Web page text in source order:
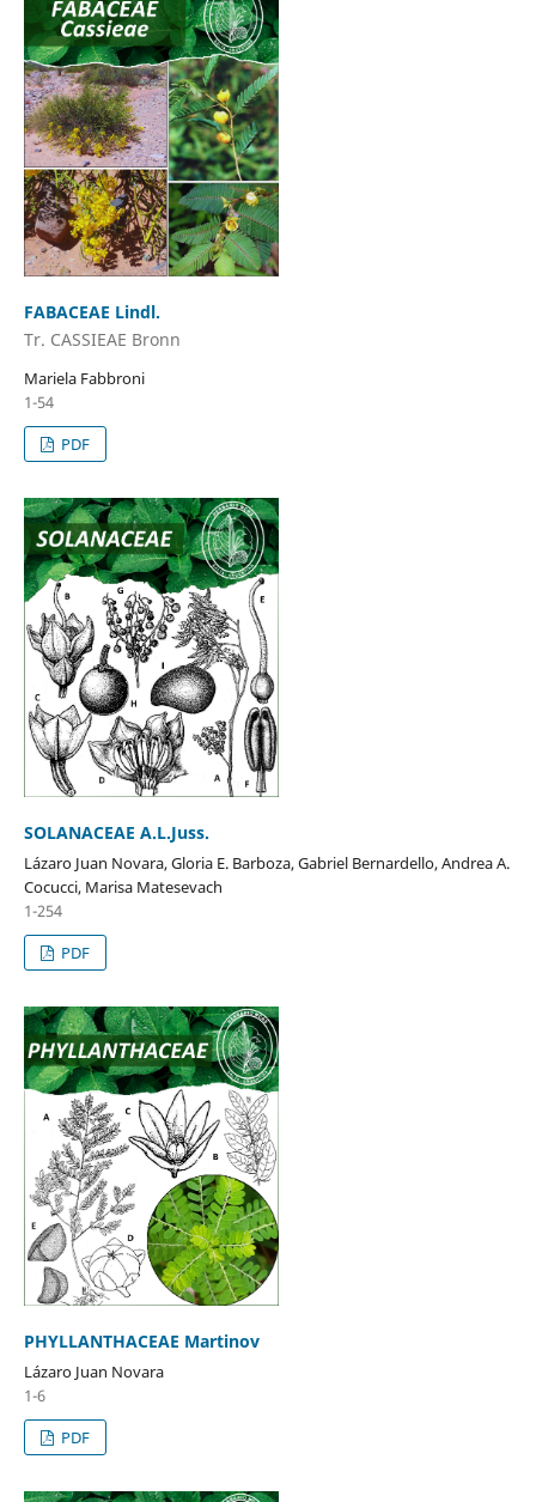
FABACEAE Lindl.
Tr. CASSIEAE Bronn
Mariela Fabbroni
1-54
PDF
SOLANACEAE A.L.Juss.
Lázaro Juan Novara, Gloria E. Barboza, Gabriel Bernardello, Andrea A.
Cocucci, Marisa Matesevach
1-254
PDF
PHYLLANTHACEAE Martinov
Lázaro Juan Novara
1-6
PDF